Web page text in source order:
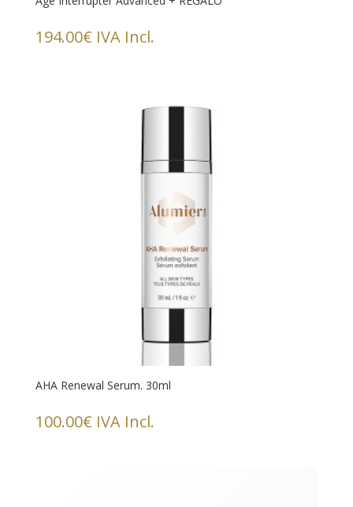
194.00€ IVA Incl.
AHA Renewal Serum. 30ml
100.00€ IVA Incl.